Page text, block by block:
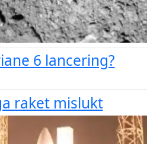
6 lancering?
raket mislukt